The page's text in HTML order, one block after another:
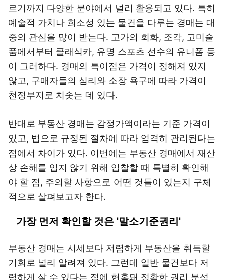
르기까지 다양한 분야에서 널리 활용되고 있다. 특히
예술적 가치나 희소성 있는 물건을 다루는 경매는 대
중의 관심을 많이 받는다. 고가의 회화, 조각, 고미술
품에서부터 클래식카, 유명 스포츠 선수의 유니폼 등
이 그러하다. 경매의 특이점은 가격이 정해져 있지
않고, 구매자들의 심리와 소장 욕구에 따라 가격이
천정부지로 치솟는 데 있다.
반대로 부동산 경매는 감정가액이라는 기준 가격이
있고, 법으로 규정된 절차에 따라 엄격히 관리된다는
점에서 차이가 있다. 이번에는 부동산 경매에서 재산
상 손해를 입지 않기 위해 입찰할 때 특별히 확인해
야 할 점, 주의할 사항으로 어떤 것들이 있는지 구체
적으로 살펴보고자 한다.
가장 먼저 확인할 것은 '말소기준권리'
부동산 경매는 시세보다 저렴하게 부동산을 취득할
기회로 널리 알려져 있다. 그런데 일반 물건보다 저
렴하게 살 수 있다는 점에 현혹돼 정확한 권리 분석